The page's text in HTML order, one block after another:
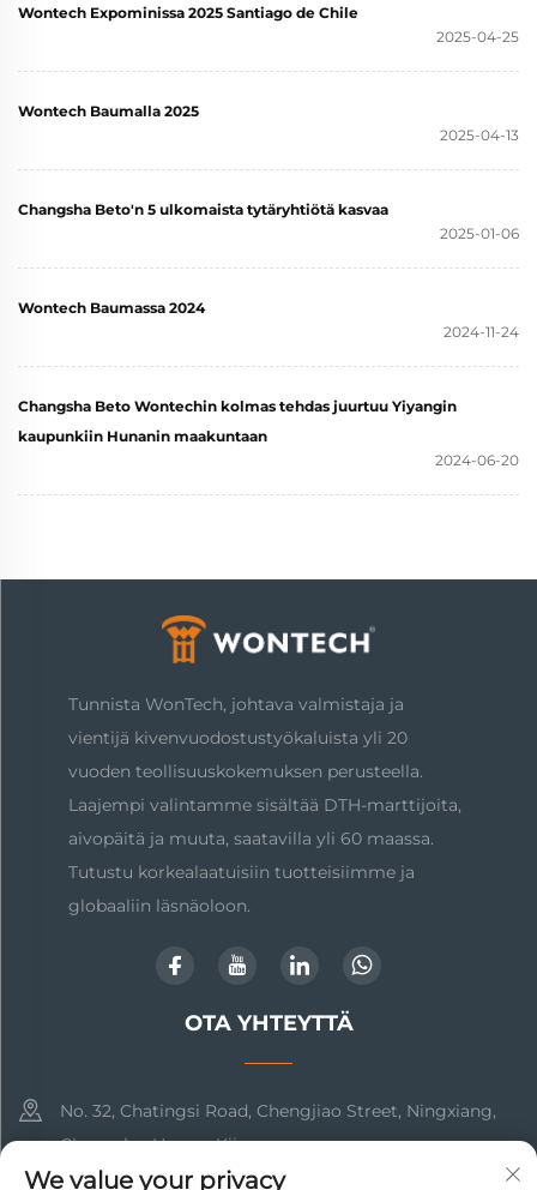
Wontech Expominissa 2025 Santiago de Chile
2025-04-25
Wontech Baumalla 2025
2025-04-13
Changsha Beto'n 5 ulkomaista tytäryhtiötä kasvaa
2025-01-06
Wontech Baumassa 2024
2024-11-24
Changsha Beto Wontechin kolmas tehdas juurtuu Yiyangin
kaupunkiin Hunanin maakuntaan
2024-06-20
Tunnista WonTech, johtava valmistaja ja
vientijä kivenvuodostustyökaluista yli 20
vuoden teollisuuskokemuksen perusteella.
Laajempi valintamme sisältää DTH-marttijoita,
aivopäitä ja muuta, saatavilla yli 60 maassa.
Tutustu korkealaatuisiin tuotteisiimme ja
globaaliin läsnäoloon.
OTA YHTEYTTÄ
No. 32, Chatingsi Road, Chengjiao Street, Ningxiang,
Changsha, Hunan, Kiina
We value your privacy